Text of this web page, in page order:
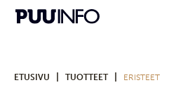
ETUSIVU TUOTTEET ERISTEET